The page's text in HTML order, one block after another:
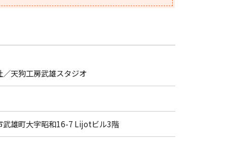
／天狗工房武雄スタジオ
武雄町大字昭和16-7 Lijotビル3階